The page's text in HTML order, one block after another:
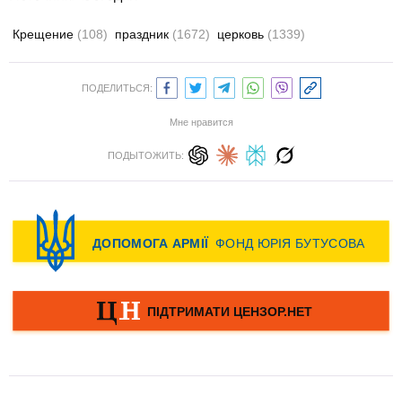
Крещение (108) праздник (1672) церковь (1339)
ПОДЕЛИТЬСЯ:
Мне нравится
ПОДЫТОЖИТЬ: